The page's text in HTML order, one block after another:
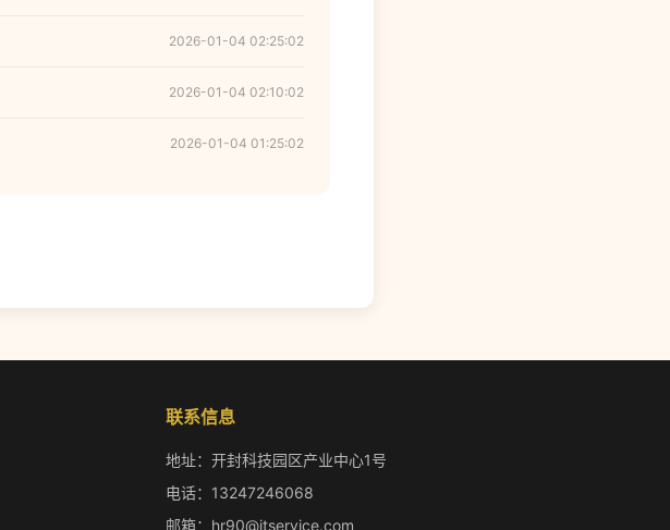
2026-01-04 02:25:02
2026-01-04 02:10:02
2026-01-04 01:25:02
联系信息
地址：开封科技园区产业中心1号
电话：13247246068
邮箱：hr90@itservice.com